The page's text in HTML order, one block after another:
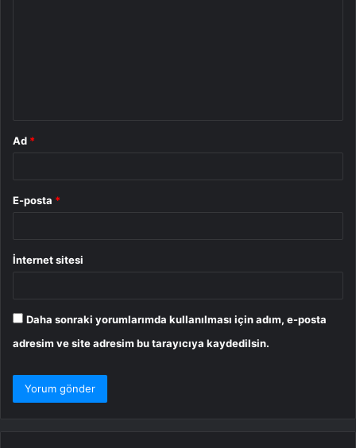
Ad *
E-posta *
İnternet sitesi
Daha sonraki yorumlarımda kullanılması için adım, e-posta
adresim ve site adresim bu tarayıcıya kaydedilsin.